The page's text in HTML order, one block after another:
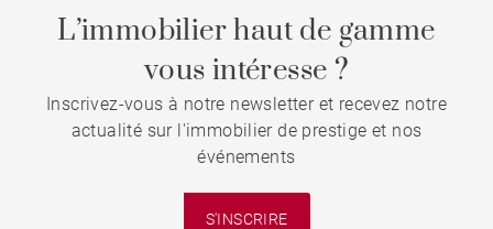
L’immobilier haut de gamme
vous intéresse ?
Inscrivez-vous à notre newsletter et recevez notre
actualité sur l'immobilier de prestige et nos
événements
S'INSCRIRE